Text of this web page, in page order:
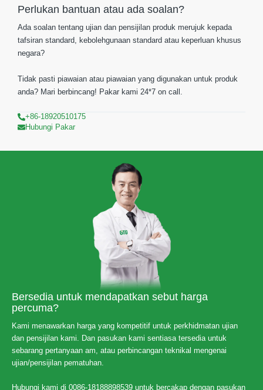
Perlukan bantuan atau ada soalan?
Ada soalan tentang ujian dan pensijilan produk merujuk kepada
tafsiran standard, kebolehgunaan standard atau keperluan khusus
negara?
Tidak pasti piawaian atau piawaian yang digunakan untuk produk
anda? Mari berbincang! Pakar kami 24*7 on call.
+86-18920510175
Hubungi Pakar
Bersedia untuk mendapatkan sebut harga
percuma?
Kami menawarkan harga yang kompetitif untuk perkhidmatan ujian
dan pensijilan kami. Dan pasukan kami sentiasa tersedia untuk
sebarang pertanyaan am, atau perbincangan teknikal mengenai
ujian/pensijilan pematuhan.
Hubungi kami di 0086-18188898539 untuk bercakap dengan pasukan